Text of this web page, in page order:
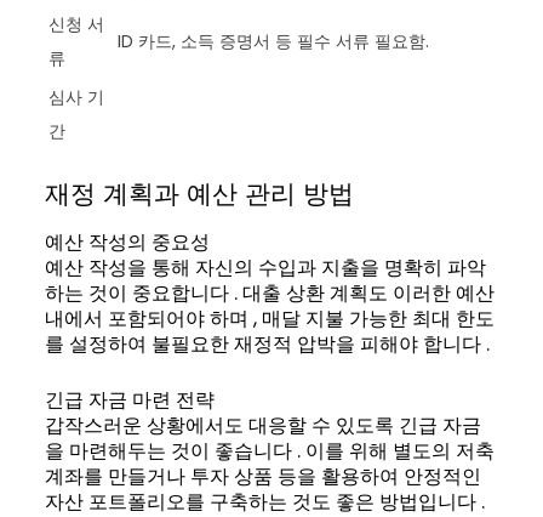
신청 서
류
ID 카드, 소득 증명서 등 필수 서류 필요함.
심사 기
간
재정 계획과 예산 관리 방법
예산 작성의 중요성
예산 작성을 통해 자신의 수입과 지출을 명확히 파악
하는 것이 중요합니다 . 대출 상환 계획도 이러한 예산
내에서 포함되어야 하며 , 매달 지불 가능한 최대 한도
를 설정하여 불필요한 재정적 압박을 피해야 합니다 .
긴급 자금 마련 전략
갑작스러운 상황에서도 대응할 수 있도록 긴급 자금
을 마련해두는 것이 좋습니다 . 이를 위해 별도의 저축
계좌를 만들거나 투자 상품 등을 활용하여 안정적인
자산 포트폴리오를 구축하는 것도 좋은 방법입니다 .